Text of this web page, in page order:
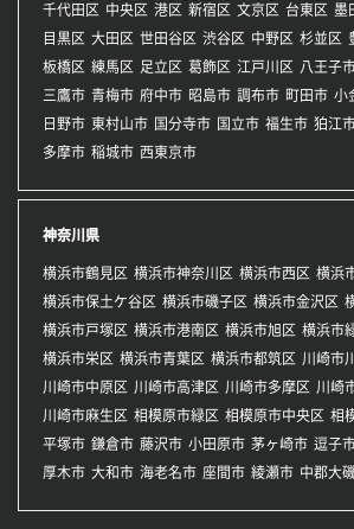
千代田区 中央区 港区 新宿区 文京区 台東区 墨
目黒区 大田区 世田谷区 渋谷区 中野区 杉並区
板橋区 練馬区 足立区 葛飾区 江戸川区 八王子
三鷹市 青梅市 府中市 昭島市 調布市 町田市 小
日野市 東村山市 国分寺市 国立市 福生市 狛江
多摩市 稲城市 西東京市
神奈川県
横浜市鶴見区 横浜市神奈川区 横浜市西区 横浜
横浜市保土ケ谷区 横浜市磯子区 横浜市金沢区
横浜市戸塚区 横浜市港南区 横浜市旭区 横浜市
横浜市栄区 横浜市青葉区 横浜市都筑区 川崎市
川崎市中原区 川崎市高津区 川崎市多摩区 川崎
川崎市麻生区 相模原市緑区 相模原市中央区 相
平塚市 鎌倉市 藤沢市 小田原市 茅ヶ崎市 逗子
厚木市 大和市 海老名市 座間市 綾瀬市 中郡大